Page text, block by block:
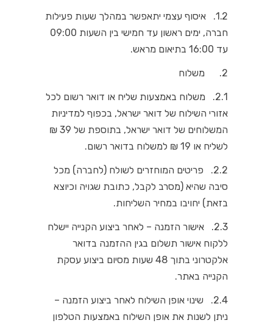
1.2. איסוף עצמי יתאפשר במהלך שעות פעילות
חברה, ימים ראשון עד חמישי בין השעות 09:00
עד 16:00 בתיאום מראש.
2. משלוח
2.1. משלוח באמצעות שליח או דואר רשום לכל
אזורי השילוח של דואר ישראל, בכפוף למדיניות
המשלוחים של דואר ישראל, בתוספת של 39 ₪
לשליח או 19 ₪ למשלוח בדואר רשום.
2.2. פריטים המוחזרים לשולח (לחברה) מכל
סיבה שהיא (מסרב לקבל, כתובת שגויה וכיוצא
בזאת) יחויבו במחיר השליחות.
2.3. אישור הזמנה – לאחר ביצוע הקנייה יישלח
ללקוח אישור תשלום בגין ההזמנה בדואר
אלקטרוני בתוך 48 שעות מסיום ביצוע עסקת
הקנייה באתר.
2.4. שינוי אופן השילוח לאחר ביצוע הזמנה –
ניתן לשנות את אופן השילוח באמצעות הטלפון